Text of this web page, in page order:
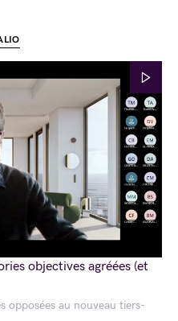
opposées au nouveau tiers-
objectives agréées (et